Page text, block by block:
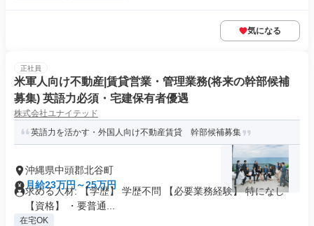
気になる
正社員
米軍人向け不動産|賃貸営業・管理業務(将来の幹部候補
募集) 英語力必須・宅建保有者優遇
株式会社ユナイテッド
英語力を活かす・外国人向け不動産賃貸 幹部候補募集
沖縄県中頭郡北谷町
月給23万円～25万円
求める人材: 【学歴】 学歴不問 【必要業務経験】 特になし
【資格】 ・要普通...
在宅OK